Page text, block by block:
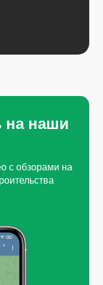
на наши
с обзорами на